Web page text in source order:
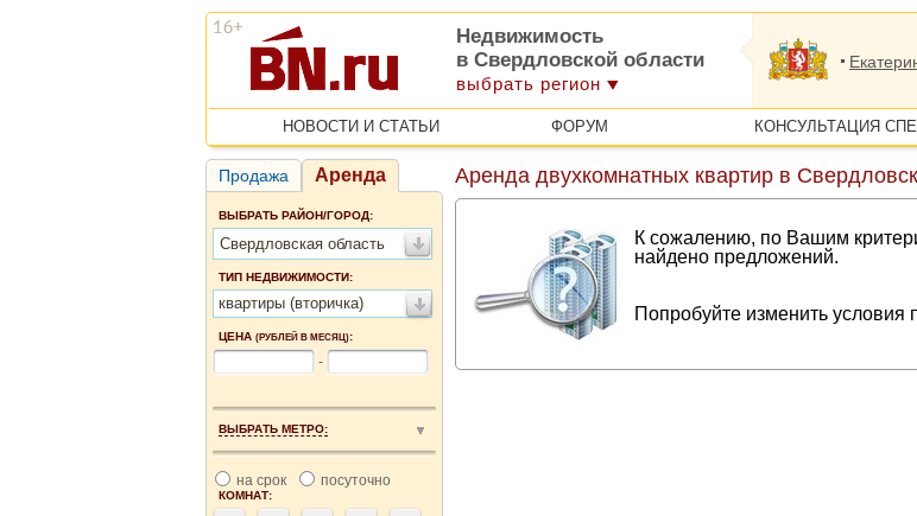
Недвижимость
в Свердловской области
выбрать регион
НОВОСТИ И СТАТЬИ ФОРУМ КОНСУЛЬТАЦИЯ
Продажа Аренда
ВЫБРАТЬ РАЙОН/ГОРОД:
Свердловская область
ТИП НЕДВИЖИМОСТИ:
квартиры (вторичка)
ЦЕНА (РУБЛЕЙ В МЕСЯЦ):
-
ВЫБРАТЬ МЕТРО:
на срок посуточно
КОМНАТ:
Аренда двухкомнатных квартир в
К сожалению, по Вашим
найдено предложений.
Попробуйте изменить условия